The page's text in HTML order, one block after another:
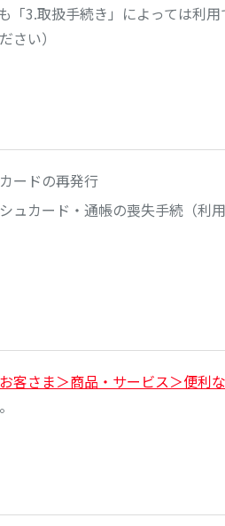
「3.取扱手続き」によっては利
さい）
ードの再発行
ュカード・通帳の喪失手続（利用
客さま＞商品・サービス＞便利